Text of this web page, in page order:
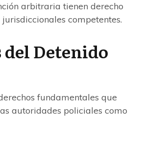
arbitraria tienen derecho
competentes.
Detenido
fundamentales que
autoridades policiales como